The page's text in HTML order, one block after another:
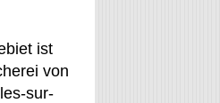
ist
von
sur-